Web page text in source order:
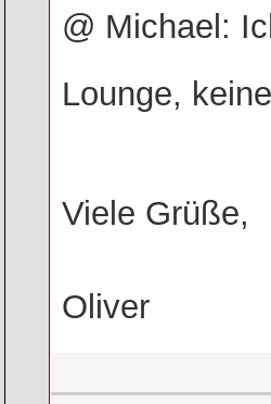
@ Michael:
Lounge,
Viele Grüße,
Oliver